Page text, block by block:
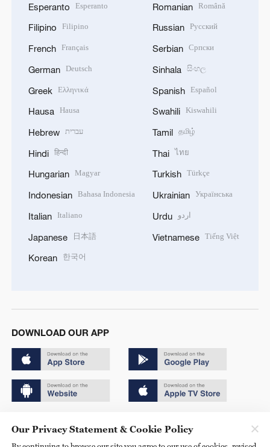
Esperanto Esperanto
Filipino Filipino
French Français
German Deutsch
Greek Ελληνικά
Hausa Hausa
Hebrew עברית
Hindi हिन्दी
Hungarian Magyar
Indonesian Bahasa Indonesia
Italian Italiano
Japanese 日本語
Korean 한국어
Romanian Română
Russian Русский
Serbian Српски
Sinhala සිංහල
Spanish Español
Swahili Kiswahili
Tamil தமிழ்
Thai ไทย
Turkish Türkçe
Ukrainian Українська
Urdu اردو
Vietnamese Tiếng Việt
DOWNLOAD OUR APP
京ICP备20000184号
Our Privacy Statement & Cookie Policy